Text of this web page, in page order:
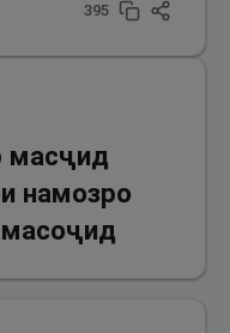
395
масҷид
намозро